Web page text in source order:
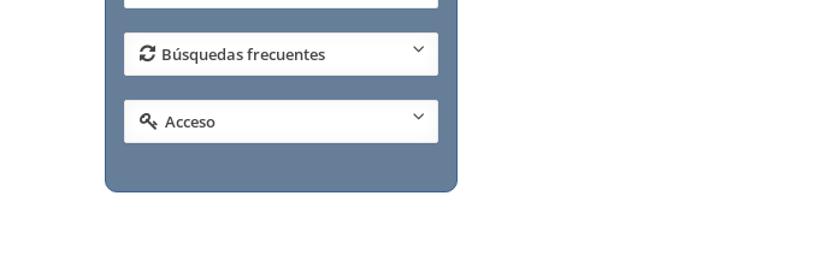
Búsquedas frecuentes
Acceso